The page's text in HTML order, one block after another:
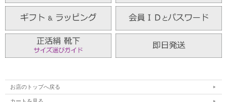
お店のトップへ戻る
カートを見る